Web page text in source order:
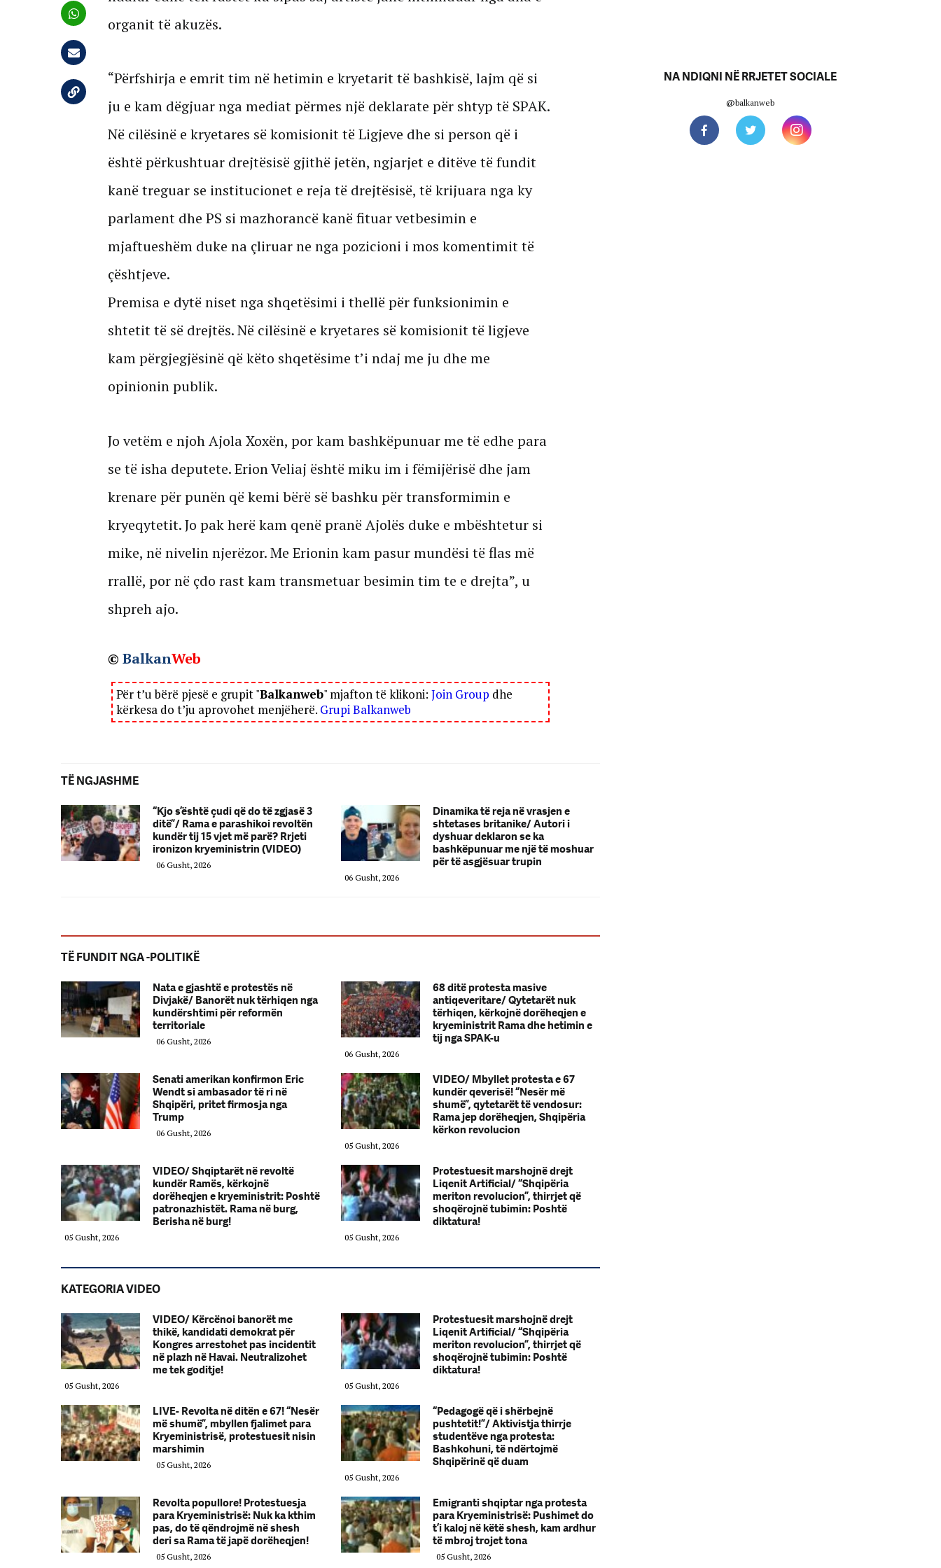
organit të akuzës.
“Përfshirja e emrit tim në hetimin e kryetarit të bashkisë, lajm që si
ju e kam dëgjuar nga mediat përmes një deklarate për shtyp të SPAK.
Në cilësinë e kryetares së komisionit të Ligjeve dhe si person që i
është përkushtuar drejtësisë gjithë jetën, ngjarjet e ditëve të fundit
kanë treguar se institucionet e reja të drejtësisë, të krijuara nga ky
parlament dhe PS si mazhorancë kanë fituar vetbesimin e
mjaftueshëm duke na çliruar ne nga pozicioni i mos komentimit të
çështjeve.
Premisa e dytë niset nga shqetësimi i thellë për funksionimin e
shtetit të së drejtës. Në cilësinë e kryetares së komisionit të ligjeve
kam përgjegjësinë që këto shqetësime t’i ndaj me ju dhe me
opinionin publik.
Jo vetëm e njoh Ajola Xoxën, por kam bashkëpunuar me të edhe para
se të isha deputete. Erion Veliaj është miku im i fëmijërisë dhe jam
krenare për punën që kemi bërë së bashku për transformimin e
kryeqytetit. Jo pak herë kam qenë pranë Ajolës duke e mbështetur si
mike, në nivelin njerëzor. Me Erionin kam pasur mundësi të flas më
rrallë, por në çdo rast kam transmetuar besimin tim te e drejta”, u
shpreh ajo.
© BalkanWeb
Për t’u bërë pjesë e grupit "Balkanweb" mjafton të klikoni: Join Group dhe
kërkesa do t’ju aprovohet menjëherë. Grupi Balkanweb
TË NGJASHME
“Kjo s’është çudi që do të zgjasë 3
ditë”/ Rama e parashikoi revoltën
kundër tij 15 vjet më parë? Rrjeti
ironizon kryeministrin (VIDEO)
06 Gusht, 2026
Dinamika të reja në vrasjen e
shtetases britanike/ Autori i
dyshuar deklaron se ka
bashkëpunuar me një të moshuar
për të asgjësuar trupin
06 Gusht, 2026
TË FUNDIT NGA -POLITIKË
Nata e gjashtë e protestës në
Divjakë/ Banorët nuk tërhiqen nga
kundërshtimi për reformën
territoriale
06 Gusht, 2026
68 ditë protesta masive
antiqeveritare/ Qytetarët nuk
tërhiqen, kërkojnë dorëheqjen e
kryeministrit Rama dhe hetimin e
tij nga SPAK-u
06 Gusht, 2026
Senati amerikan konfirmon Eric
Wendt si ambasador të ri në
Shqipëri, pritet firmosja nga
Trump
06 Gusht, 2026
VIDEO/ Mbyllet protesta e 67
kundër qeverisë! “Nesër më
shumë”, qytetarët të vendosur:
Rama jep dorëheqjen, Shqipëria
kërkon revolucion
05 Gusht, 2026
VIDEO/ Shqiptarët në revoltë
kundër Ramës, kërkojnë
dorëheqjen e kryeministrit: Poshtë
patronazhistët. Rama në burg,
Berisha në burg!
05 Gusht, 2026
Protestuesit marshojnë drejt
Liqenit Artificial/ “Shqipëria
meriton revolucion”, thirrjet që
shoqërojnë tubimin: Poshtë
diktatura!
05 Gusht, 2026
KATEGORIA VIDEO
VIDEO/ Kërcënoi banorët me
thikë, kandidati demokrat për
Kongres arrestohet pas incidentit
në plazh në Havai. Neutralizohet
me tek goditje!
05 Gusht, 2026
Protestuesit marshojnë drejt
Liqenit Artificial/ “Shqipëria
meriton revolucion”, thirrjet që
shoqërojnë tubimin: Poshtë
diktatura!
05 Gusht, 2026
LIVE- Revolta në ditën e 67! “Nesër
më shumë”, mbyllen fjalimet para
Kryeministrisë, protestuesit nisin
marshimin
05 Gusht, 2026
“Pedagogë që i shërbejnë
pushtetit!”/ Aktivistja thirrje
studentëve nga protesta:
Bashkohuni, të ndërtojmë
Shqipërinë që duam
05 Gusht, 2026
Revolta popullore! Protestuesja
para Kryeministrisë: Nuk ka kthim
pas, do të qëndrojmë në shesh
deri sa Rama të japë dorëheqjen!
05 Gusht, 2026
Emigranti shqiptar nga protesta
para Kryeministrisë: Pushimet do
t’i kaloj në këtë shesh, kam ardhur
të mbroj trojet tona
05 Gusht, 2026
NA NDIQNI NË RRJETET SOCIALE
@balkanweb